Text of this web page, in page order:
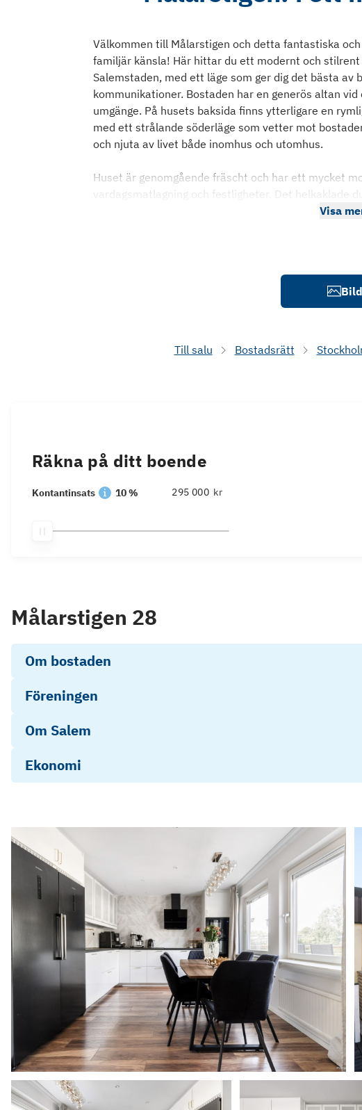
Välkommen till Målarstigen och detta fantastiska
familjär känsla! Här hittar du ett modernt och
Salemstaden, med ett läge som ger dig det bästa av
kommunikationer. Bostaden har en generös altan
umgänge. På husets baksida finns ytterligare en
med ett strålande söderläge som vetter mot
och njuta av livet både inomhus och utomhus.
Huset är genomgående fräscht och har ett mycket
vardagsmatlagning och festligheter. Det helkaklade
Visa
Till salu Bostadsrätt
Räkna på ditt boende
Kontantinsats 10 % kr
Målarstigen 28
Om bostaden
Föreningen
Om Salem
Ekonomi